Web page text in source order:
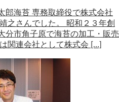
郎海苔 専務取締役で株式会社
之さんでした。 昭和２３年創
分市角子原で海苔の加工・販売
関連会社として株式会 […]